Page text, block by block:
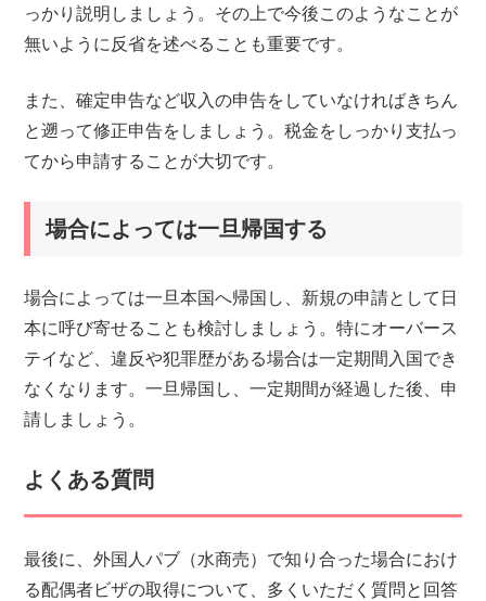
っかり説明しましょう。その上で今後このようなことが
無いように反省を述べることも重要です。
また、確定申告など収入の申告をしていなければきちん
と遡って修正申告をしましょう。税金をしっかり支払っ
てから申請することが大切です。
場合によっては一旦帰国する
場合によっては一旦本国へ帰国し、新規の申請として日
本に呼び寄せることも検討しましょう。特にオーバース
テイなど、違反や犯罪歴がある場合は一定期間入国でき
なくなります。一旦帰国し、一定期間が経過した後、申
請しましょう。
よくある質問
最後に、外国人パブ（水商売）で知り合った場合におけ
る配偶者ビザの取得について、多くいただく質問と回答